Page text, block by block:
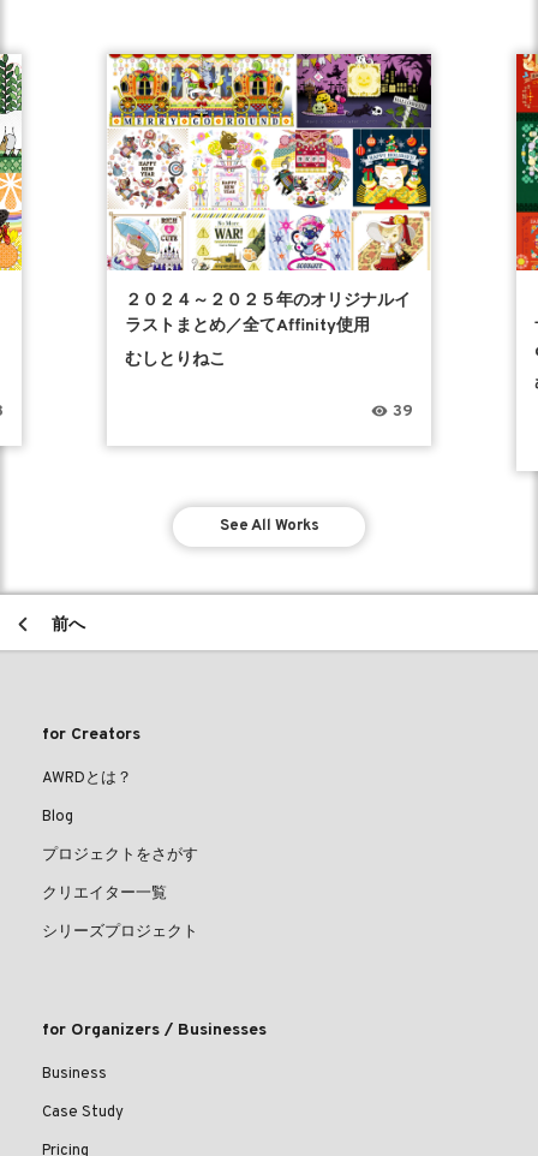
２０２４～２０２５年のオリジナルイ
ラストまとめ／全てAffinity使用
むしとりねこ
39
See All Works
前へ
for Creators
AWRDとは？
Blog
プロジェクトをさがす
クリエイター一覧
シリーズプロジェクト
for Organizers / Businesses
Business
Case Study
Pricing